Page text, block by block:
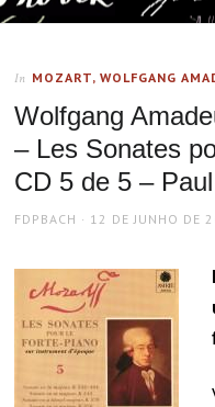
In MOZART, WOLFGANG
Wolfgang
– Les Sonates
CD 5 de 5 –
AUTHOR
FDPBACH
POSTED
12 DE JUNHO DE